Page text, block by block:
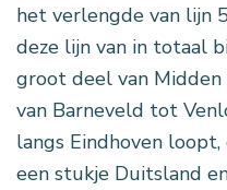
het verlengde van lijn
deze lijn van in totaal
groot deel van
van Barneveld tot
langs Eindhoven
een stukje Duitsland